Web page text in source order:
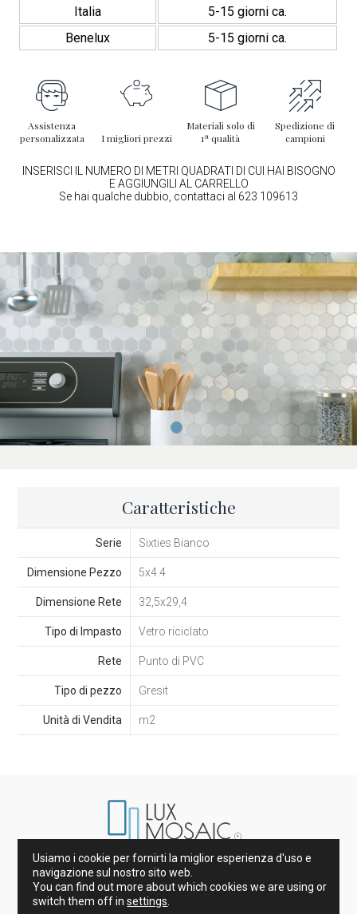
Italia
5-15 giorni ca.
Benelux
5-15 giorni ca.
Assistenza
personalizzata
I migliori prezzi
Materiali solo di
1ª qualità
Spedizione di
campioni
INSERISCI IL NUMERO DI METRI QUADRATI DI CUI HAI BISOGNO
E AGGIUNGILI AL CARRELLO
Se hai qualche dubbio, contattaci al 623 109613
Caratteristiche
Serie Sixties Bianco
Dimensione Pezzo 5x4.4
Dimensione Rete 32,5x29,4
Tipo di Impasto Vetro riciclato
Rete Punto di PVC
Tipo di pezzo Gresit
Unità di Vendita m2
Marmi di Spagna e d’Italia
Gres porcellanato e Piastrelle
Gres
Decorazione
Piani Cucina
Usiamo i cookie per fornirti la miglior esperienza d'uso e
navigazione sul nostro sito web.
You can find out more about which cookies we are using or
switch them off insettings